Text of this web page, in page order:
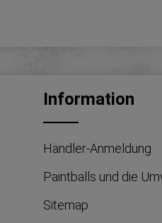
Information
Händler-Anmeldung
Paintballs und die
Sitemap